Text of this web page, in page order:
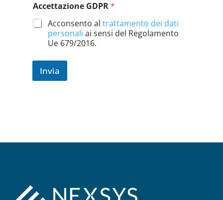
Accettazione GDPR*
Acconsento al trattamento dei dati
personali ai sensi del Regolamento
Ue 679/2016.
Invia